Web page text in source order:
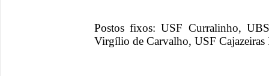
Postos fixos: USF Curralinho,
Virgílio de Carvalho, USF Cajazeiras